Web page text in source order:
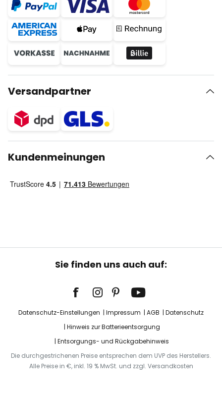
Versandpartner
Kundenmeinungen
Sie finden uns auch auf:
Datenschutz-Einstellungen Impressum AGB
Datenschutz
Hinweis zur Batterieentsorgung
Entsorgungs- und Rückgabehinweis
Die durchgestrichenen Preise entsprechen dem UVP des Herstellers.
Alle Preise in €, inkl. 19 % MwSt. und zzgl. Versandkosten